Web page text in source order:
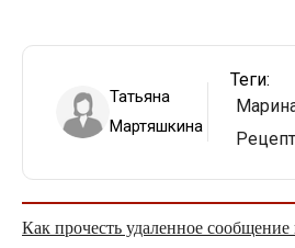
Татьяна
Мартяшкина
Теги:
Как прочесть удаленное сообщение